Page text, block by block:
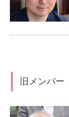
旧メンバ